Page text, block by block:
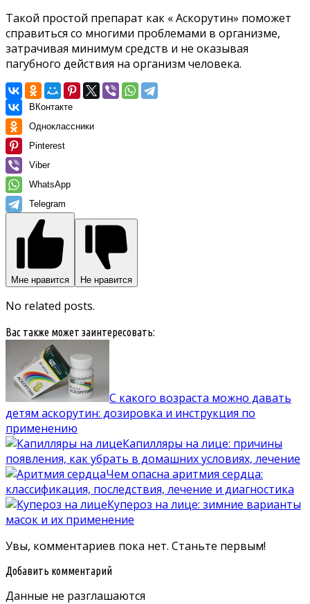
Такой простой препарат как « Аскорутин» поможет
справиться со многими проблемами в организме,
затрачивая минимум средств и не оказывая
пагубного действия на организм человека.
ВКонтакте
Одноклассники
Pinterest
Viber
WhatsApp
Telegram
Мне нравится Не нравится
No related posts.
Вас также может заинтересовать:
С какого возраста можно давать
детям аскорутин: дозировка и инструкция по
применению
Капилляры на лице: причины
появления, как убрать в домашних условиях, лечение
Чем опасна аритмия сердца:
классификация, последствия, лечение и диагностика
Купероз на лице: зимние варианты
масок и их применение
Увы, комментариев пока нет. Станьте первым!
Добавить комментарий
Данные не разглашаются